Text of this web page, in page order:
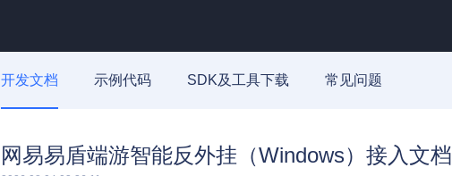
开发文档 示例代码 SDK及工具下载 常见问题
网易易盾端游智能反外挂（Windows）接入文档